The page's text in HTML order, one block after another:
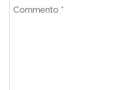
Commento *